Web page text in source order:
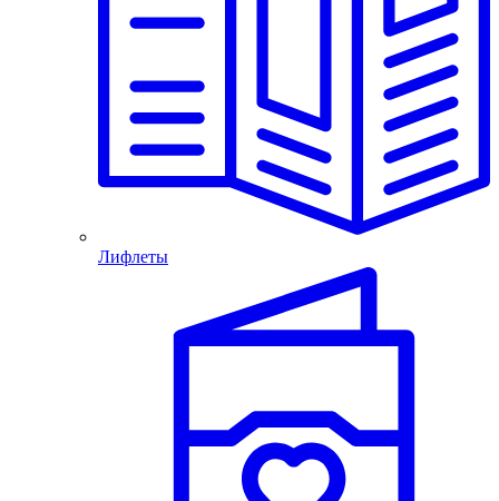
Лифлеты